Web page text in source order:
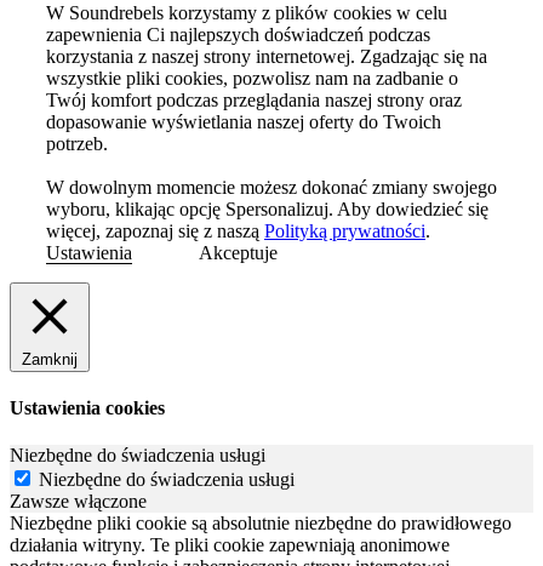
W Soundrebels korzystamy z plików cookies w celu
zapewnienia Ci najlepszych doświadczeń podczas
korzystania z naszej strony internetowej. Zgadzając się na
wszystkie pliki cookies, pozwolisz nam na zadbanie o
Twój komfort podczas przeglądania naszej strony oraz
dopasowanie wyświetlania naszej oferty do Twoich
potrzeb.
W dowolnym momencie możesz dokonać zmiany swojego
wyboru, klikając opcję Spersonalizuj. Aby dowiedzieć się
więcej, zapoznaj się z naszą Polityką prywatności.
Ustawienia
Akceptuje
Zamknij
Ustawienia cookies
Niezbędne do świadczenia usługi
Niezbędne do świadczenia usługi
Zawsze włączone
Niezbędne pliki cookie są absolutnie niezbędne do prawidłowego
działania witryny. Te pliki cookie zapewniają anonimowe